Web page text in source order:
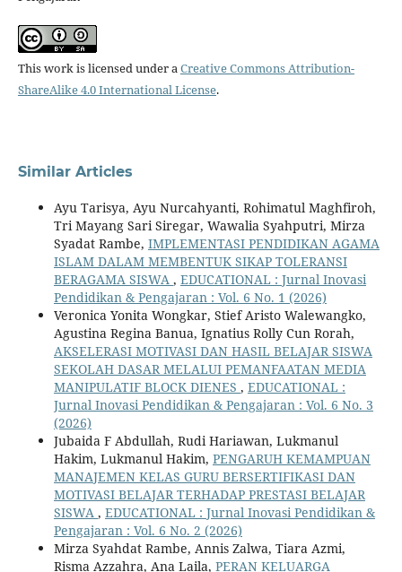
This work is licensed under aCreative Commons Attribution-
ShareAlike 4.0 International License.
Similar Articles
Ayu Tarisya, Ayu Nurcahyanti, Rohimatul Maghfiroh,
Tri Mayang Sari Siregar, Wawalia Syahputri, Mirza
Syadat Rambe, IMPLEMENTASI PENDIDIKAN AGAMA
ISLAM DALAM MEMBENTUK SIKAP TOLERANSI
BERAGAMA SISWA , EDUCATIONAL : Jurnal Inovasi
Pendidikan & Pengajaran : Vol. 6 No. 1 (2026)
Veronica Yonita Wongkar, Stief Aristo Walewangko,
Agustina Regina Banua, Ignatius Rolly Cun Rorah,
AKSELERASI MOTIVASI DAN HASIL BELAJAR SISWA
SEKOLAH DASAR MELALUI PEMANFAATAN MEDIA
MANIPULATIF BLOCK DIENES , EDUCATIONAL :
Jurnal Inovasi Pendidikan & Pengajaran : Vol. 6 No. 3
(2026)
Jubaida F Abdullah, Rudi Hariawan, Lukmanul
Hakim, Lukmanul Hakim, PENGARUH KEMAMPUAN
MANAJEMEN KELAS GURU BERSERTIFIKASI DAN
MOTIVASI BELAJAR TERHADAP PRESTASI BELAJAR
SISWA , EDUCATIONAL : Jurnal Inovasi Pendidikan &
Pengajaran : Vol. 6 No. 2 (2026)
Mirza Syahdat Rambe, Annis Zalwa, Tiara Azmi,
Risma Azzahra, Ana Laila, PERAN KELUARGA